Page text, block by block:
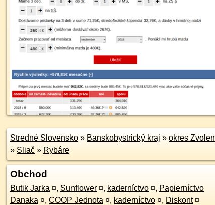
Stredné Slovensko » Banskobystrický kraj » okres Zvolen
» Sliač » Rybáre
Obchod
Butik Jarka ¤, Sunflower ¤, kaderníctvo ¤, Papierníctvo
Danaka ¤, COOP Jednota ¤, kaderníctvo ¤, Diskont ¤